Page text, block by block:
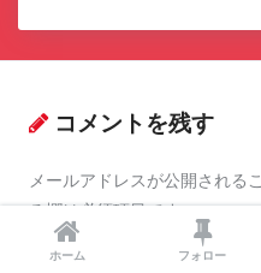
コメントを残す
メールアドレスが公開される
る欄は必須項目です
ホーム フォロー